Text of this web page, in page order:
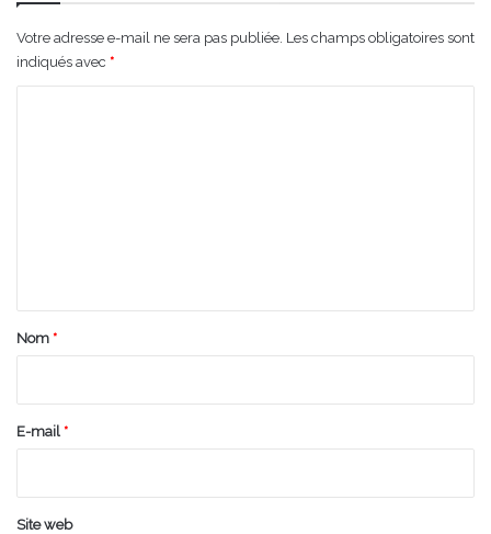
Votre adresse e-mail ne sera pas publiée. Les champs obligatoires sont
indiqués avec *
a
e
Nom *
E-mail *
Site web